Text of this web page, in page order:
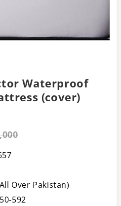
Waterproof
(cover)
Over Pakistan)
592